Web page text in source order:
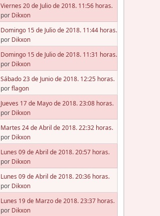
Viernes 20 de Julio de 2018. 11:56 horas.
por Dikxon
Domingo 15 de Julio de 2018. 11:44 horas.
por Dikxon
Domingo 15 de Julio de 2018. 11:31 horas.
por Dikxon
Sábado 23 de Junio de 2018. 12:25 horas.
porflagon
Jueves 17 de Mayo de 2018. 23:08 horas.
por Dikxon
Martes 24 de Abril de 2018. 22:32 horas.
por Dikxon
Lunes 09 de Abril de 2018. 20:57 horas.
por Dikxon
Lunes 09 de Abril de 2018. 20:36 horas.
por Dikxon
Lunes 19 de Marzo de 2018. 23:37 horas.
por Dikxon